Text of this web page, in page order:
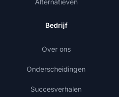
Alternatieven
Bedrijf
Over ons
Onderscheidingen
Succesverhalen